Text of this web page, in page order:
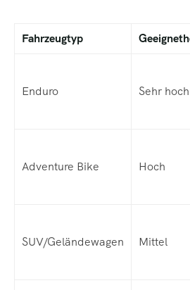
Fahrzeugtyp
Enduro Sehr hoch
Adventure Bike Hoch
SUV/Geländewagen Mittel